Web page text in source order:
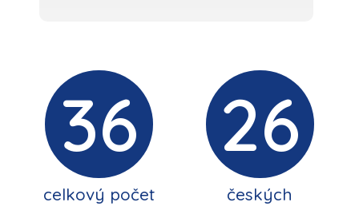
36
celkový počet
26
českých